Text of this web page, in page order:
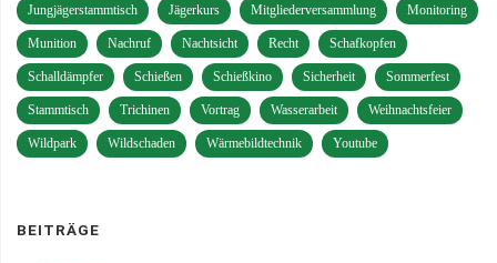
Jungjägerstammtisch Jägerkurs Mitgliederversammlung Monitoring
Munition Nachruf Nachtsicht Recht Schafkopfen
Schalldämpfer Schießen Schießkino Sicherheit Sommerfest
Stammtisch Trichinen Vortrag Wasserarbeit Weihnachtsfeier
Wildpark Wildschaden Wärmebildtechnik Youtube
BEITRÄGE